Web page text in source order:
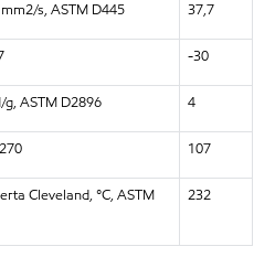
s, ASTM D445 37,7
-30
ASTM D2896 4
107
Cleveland, °C, ASTM
232